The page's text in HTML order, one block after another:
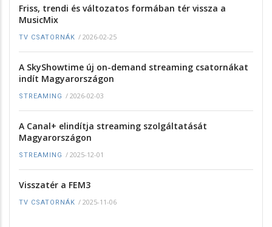
Friss, trendi és változatos formában tér vissza a
MusicMix
TV CSATORNÁK / 2026-02-25
A SkyShowtime új on-demand streaming csatornákat
indít Magyarországon
STREAMING / 2026-02-03
A Canal+ elindítja streaming szolgáltatását
Magyarországon
STREAMING / 2025-12-01
Visszatér a FEM3
TV CSATORNÁK / 2025-11-06